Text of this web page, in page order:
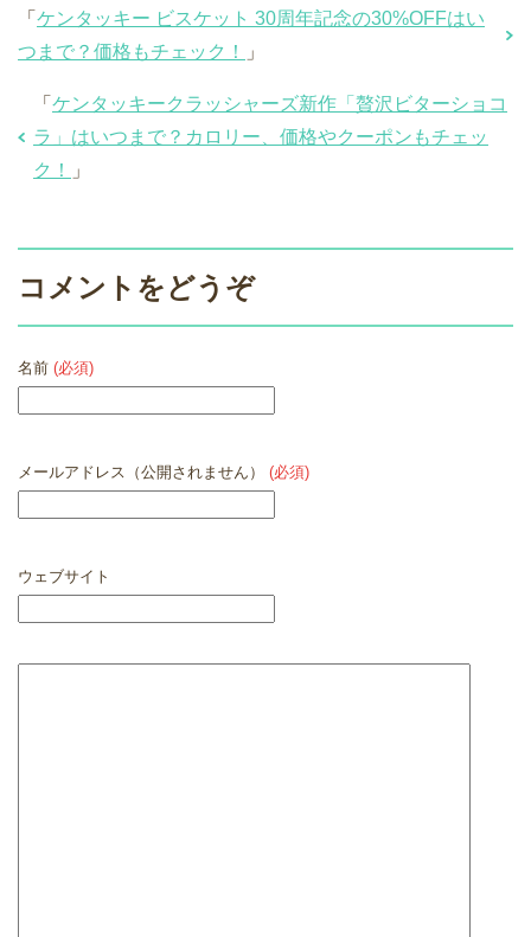
「 ケンタッキー ビスケット 30周年記念の30%OFFはい
つまで？価格もチェック！
」
「 ケンタッキークラッシャーズ新作「贅沢ビターショコ
ラ」はいつまで？カロリー、価格やクーポンもチェッ
ク！
」
コメントをどうぞ
名前 (必須)
メールアドレス（公開されません） (必須)
ウェブサイト